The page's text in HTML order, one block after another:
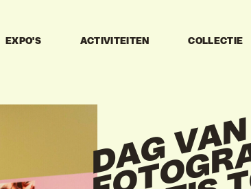
EXPO'S ACTIVITEITEN COLLECTIE